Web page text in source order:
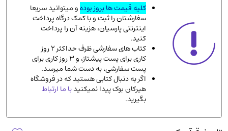
فلسفه و جامعه شناسی(151)
ادبیات و شعر
ادیان و مذاهب
دانشگاهی و آموزشی
اقتصادی، بازاریابی و مالی(56)
پزشکی(140)
کلیه قیمت ها بروز بودهو میتوانید سریعا
سفارشتان را ثبت و با کمک درگاه پرداخت
اینترنتی پارسیان، هزینه آن را پرداخت
کنید.
کتاب های سفارشی ظرف حداکثر 2 روز
کاری برای پست پیشتاز، و 3 روز کاری برای
پست سفارشی، به دست شما میرسد.
اگر به دنبال کتابی هستید که در فروشگاه
هیرکان بوک پیدا نمیکنیدبا ما ارتباط
بگیرید.